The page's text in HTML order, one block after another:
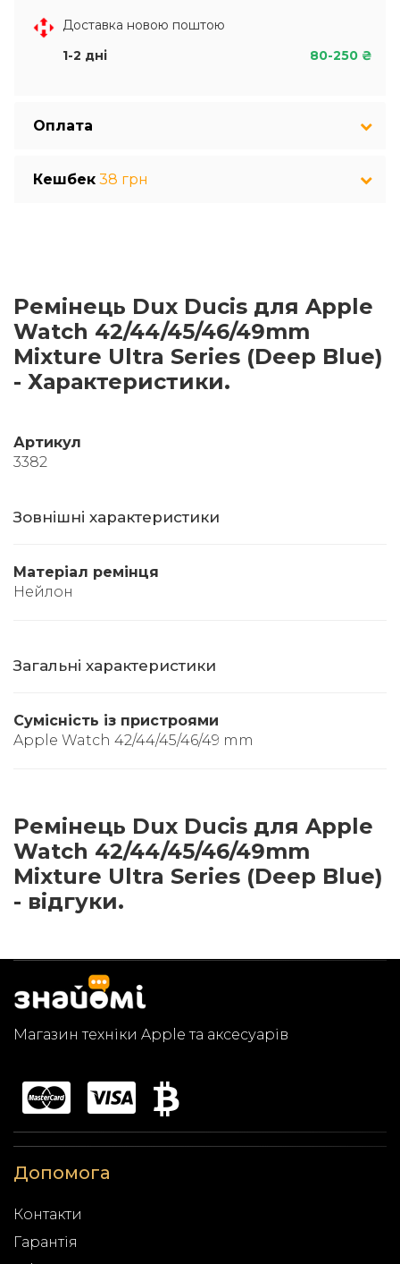
Доставка новою поштою
1-2 дні
80-250 ₴
Оплата
Кешбек 38 грн
Ремінець Dux Ducis для Apple
Watch 42/44/45/46/49mm
Mixture Ultra Series (Deep Blue)
- Характеристики.
Артикул
3382
Зовнішні характеристики
Матеріал ремінця
Нейлон
Загальні характеристики
Сумісність із пристроями
Apple Watch 42/44/45/46/49 mm
Ремінець Dux Ducis для Apple
Watch 42/44/45/46/49mm
Mixture Ultra Series (Deep Blue)
- відгуки.
Магазин техніки Apple та аксесуарів
Допомога
Контакти
Гарантія